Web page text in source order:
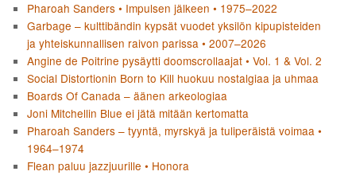
Pharoah Sanders • Impulsen jälkeen • 1975–2022
Garbage – kulttibändin kypsät vuodet yksilön kipupisteiden
ja yhteiskunnallisen raivon parissa • 2007–2026
Angine de Poitrine pysäytti doomscrollaajat • Vol. 1 & Vol. 2
Social Distortionin Born to Kill huokuu nostalgiaa ja uhmaa
Boards Of Canada – äänen arkeologiaa
Joni Mitchellin Blue ei jätä mitään kertomatta
Pharoah Sanders – tyyntä, myrskyä ja tuliperäistä voimaa •
1964–1974
Flean paluu jazzjuurille • Honora